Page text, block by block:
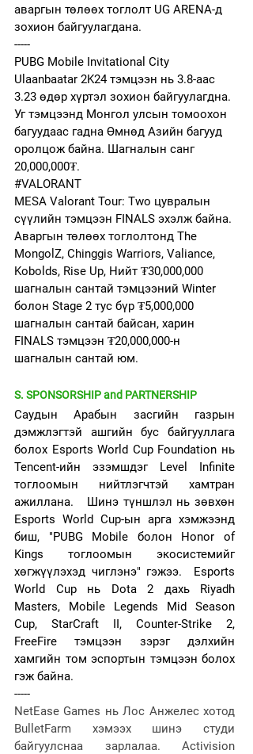
аваргын төлөөх тоглолт UG ARENA-д
зохион байгуулагдана.
-----
PUBG Mobile Invitational City
Ulaanbaatar 2K24 тэмцээн нь 3.8-аас
3.23 өдөр хүртэл зохион байгуулагдна.
Уг тэмцээнд Монгол улсын томоохон
багуудаас гадна Өмнөд Азийн багууд
оролцож байна. Шагналын санг
20,000,000₮.
#VALORANT
MESA Valorant Tour: Two цувралын
сүүлийн тэмцээн FINALS эхэлж байна.
Аваргын төлөөх тоглолтонд The
MongolZ, Chinggis Warriors, Valiance,
Kobolds, Rise Up, Нийт ₮30,000,000
шагналын сантай тэмцээний Winter
болон Stage 2 тус бүр ₮5,000,000
шагналын сантай байсан, харин
FINALS тэмцээн ₮20,000,000-н
шагналын сантай юм.
S. SPONSORSHIP and PARTNERSHIP
Саудын Арабын засгийн газрын
дэмжлэгтэй ашгийн бус байгууллага
болох Esports World Cup Foundation нь
Tencent-ийн эзэмшдэг Level Infinite
тоглоомын нийтлэгчтэй хамтран
ажиллана.   Шинэ түншлэл нь зөвхөн
Esports World Cup-ын арга хэмжээнд
биш, "PUBG Mobile болон Honor of
Kings тоглоомын экосистемийг
хөгжүүлэхэд чиглэнэ" гэжээ.  Esports
World Cup нь Dota 2 дахь Riyadh
Masters, Mobile Legends Mid Season
Cup, StarCraft II, Counter-Strike 2,
FreeFire тэмцээн зэрэг дэлхийн
хамгийн том эспортын тэмцээн болох
гэж байна.
-----
NetEase Games нь Лос Анжелес хотод
BulletFarm хэмээх шинэ студи
байгуулснаа зарлалаа. Activision